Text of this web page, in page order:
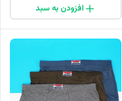
افزودن به سبد